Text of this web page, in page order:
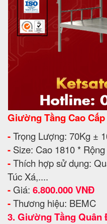
Giường Tầng Cao Cấp
-Trọng Lượng: 70Kg ±
- Size: Cao 1810 *
-Thích hợp sử dụng:
Túc Xá,....
- Giá: 6.800.000 VNĐ
-Thương hiệu: BEMC
3. Giường Tầng Quân